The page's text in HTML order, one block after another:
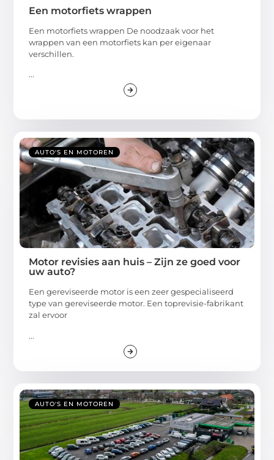
Een motorfiets wrappen
Een motorfiets wrappen De noodzaak voor het
wrappen van een motorfiets kan per eigenaar
verschillen.
...
AUTO'S EN MOTOREN
Motor revisies aan huis – Zijn ze goed voor
uw auto?
Een gereviseerde motor is een zeer gespecialiseerd
type van gereviseerde motor. Een toprevisie-fabrikant
zal ervoor
...
AUTO'S EN MOTOREN